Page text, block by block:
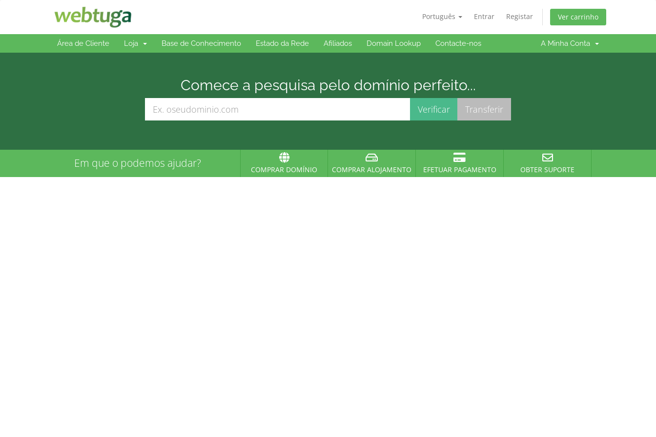
Português Entrar Registar Ver carrinho
Área de Cliente Loja Base de Conhecimento Estado da Rede Afiliados Domain Lookup Contacte-nos A Minha Conta
Comece a pesquisa pelo domínio perfeito...
Em que o podemos ajudar? COMPRAR DOMÍNIO COMPRAR ALOJAMENTO EFETUAR PAGAMENTO OBTER SUPORTE